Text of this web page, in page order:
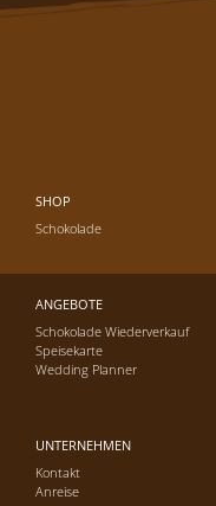
SHOP
Schokolade
ANGEBOTE
Schokolade Wiederverkauf
Speisekarte
Wedding Planner
UNTERNEHMEN
Kontakt
Anreise